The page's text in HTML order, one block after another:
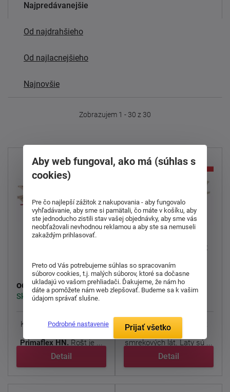
Najpredávanejšie
Od najdrahšieho
Od najlacnejšieho
Najnovšie
Zobrazujem 1 - 30 z 30
doprava
zdarma
Polohovateľný
Primaflex HN
od 120,00 €
Skladom 2 ks
Kvalitný lamelový rošt za
Primaflex HN. Rošt je ...
Detail
Latkový rošt Latt Lux
od123,00 €
Polohovcí a odolný rošt
Latt Lux 14
smrekových lát. Laty sú ...
Detail
Aby web fungoval, ako má (súhlas s
cookies)
Pre čo najlepší zážitok z nakupovania - aby fungovalo
vyhľadávanie, aby sme si pamätali, čo máte v košíku, aby
ste jednoducho zistili stav vašej objednávky, aby sme vás
neobťažovali nevhodnou reklamou a aby ste sa nemuseli
zakaždým prihlasovať.
Preto od Vás potrebujeme súhlas so spracovaním
súborov cookies, t.j. malých súborov, ktoré sa dočasne
ukladajú vo vašom prehliadači. Ďakujeme, že nám ho
dáte a pomôžete nám web zlepšovať. Budeme sa k vašim
údajom správať slušne.
Podrobné nastavenie Prijať všetko